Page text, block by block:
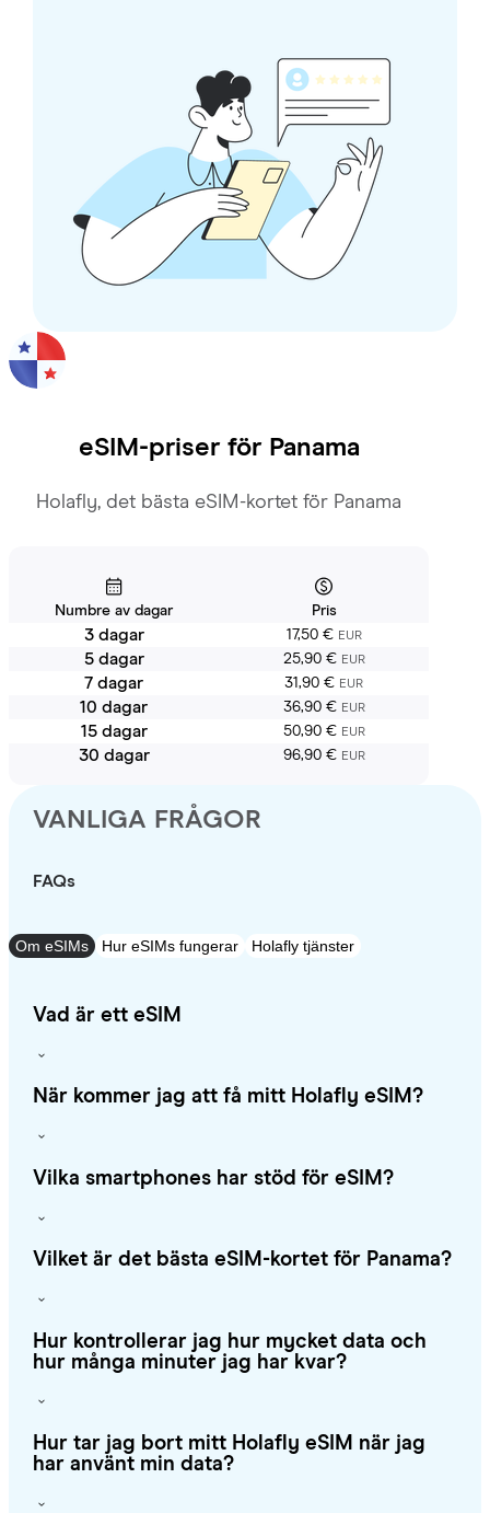
eSIM-priser för Panama
Holafly, det bästa eSIM-kortet för Panama
Numbre av dagar Pris
3 dagar 17,50 € EUR
5 dagar 25,90 € EUR
7 dagar 31,90 € EUR
10 dagar 36,90 € EUR
15 dagar 50,90 € EUR
30 dagar 96,90 € EUR
VANLIGA FRÅGOR
FAQs
Om eSIMs Hur eSIMs fungerar Holafly tjänster
Vad är ett eSIM
När kommer jag att få mitt Holafly eSIM?
Vilka smartphones har stöd för eSIM?
Vilket är det bästa eSIM-kortet för Panama?
Hur kontrollerar jag hur mycket data och
hur många minuter jag har kvar?
Hur tar jag bort mitt Holafly eSIM när jag
har använt min data?